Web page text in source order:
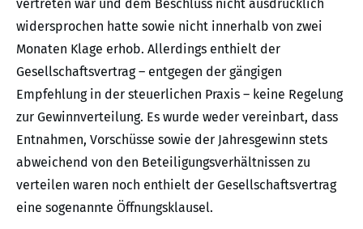
vertreten war und dem Beschluss nicht ausdrücklich
widersprochen hatte sowie nicht innerhalb von zwei
Monaten Klage erhob. Allerdings enthielt der
Gesellschaftsvertrag – entgegen der gängigen
Empfehlung in der steuerlichen Praxis – keine Regelung
zur Gewinnverteilung. Es wurde weder vereinbart, dass
Entnahmen, Vorschüsse sowie der Jahresgewinn stets
abweichend von den Beteiligungsverhältnissen zu
verteilen waren noch enthielt der Gesellschaftsvertrag
eine sogenannte Öffnungsklausel.